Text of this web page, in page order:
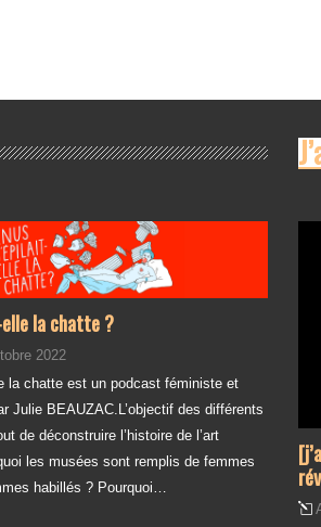
la chatte ?
2022
la chatte est un podcast féministe et
Julie BEAUZAC.L’objectif des différents
de déconstruire l’histoire de l’art
les musées sont remplis de femmes
habillés ? Pourquoi…